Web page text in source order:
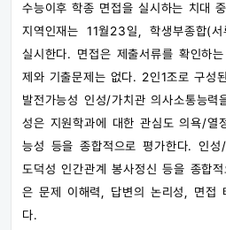
수능이후 학종 면접을 실시하는 치대
지역인재는 11월23일, 학생부종합(
실시한다. 면접은 제출서류를 확인하
제와 기출문제는 없다. 2인1조로 구성
발전가능성 인성/가치관 의사소통능
성은 지원학과에 대한 관심도 의욕/열
능성 등을 종합적으로 평가한다. 인성
도덕성 인간관계 봉사정신 등을 종합
은 문제 이해력, 답변의 논리성, 면접
다.